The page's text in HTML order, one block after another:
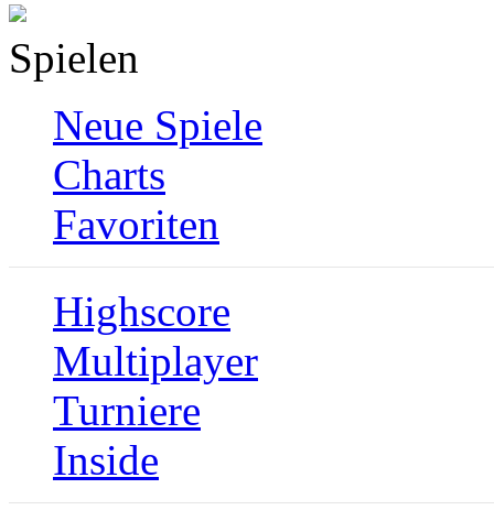
Spielen
Neue Spiele
Charts
Favoriten
Highscore
Multiplayer
Turniere
Inside